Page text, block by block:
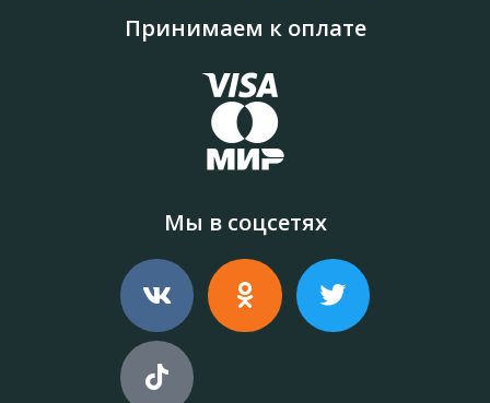
Принимаем к оплате
Мы в соцсетях